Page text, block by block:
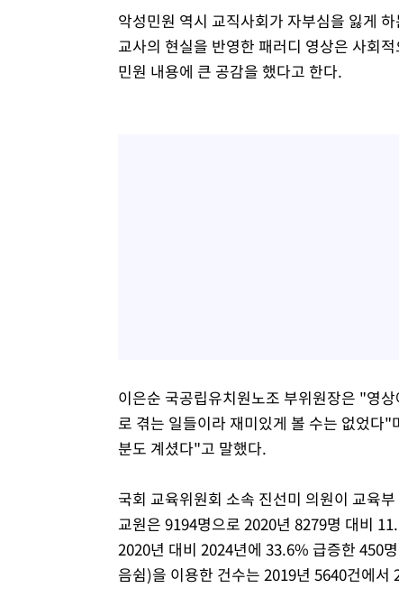
악성민원 역시 교직사회가 자부심을 잃게
교사의 현실을 반영한 패러디 영상은 사회
민원 내용에 큰 공감을 했다고 한다.
이은순 국공립유치원노조 부위원장은 "영
로 겪는 일들이라 재미있게 볼 수는 없었다
분도 계셨다"고 말했다.
국회 교육위원회 소속 진선미 의원이 교육
교원은 9194명으로 2020년 8279명 대비
2020년 대비 2024년에 33.6% 급증한 450
음쉼)을 이용한 건수는 2019년 5640건에